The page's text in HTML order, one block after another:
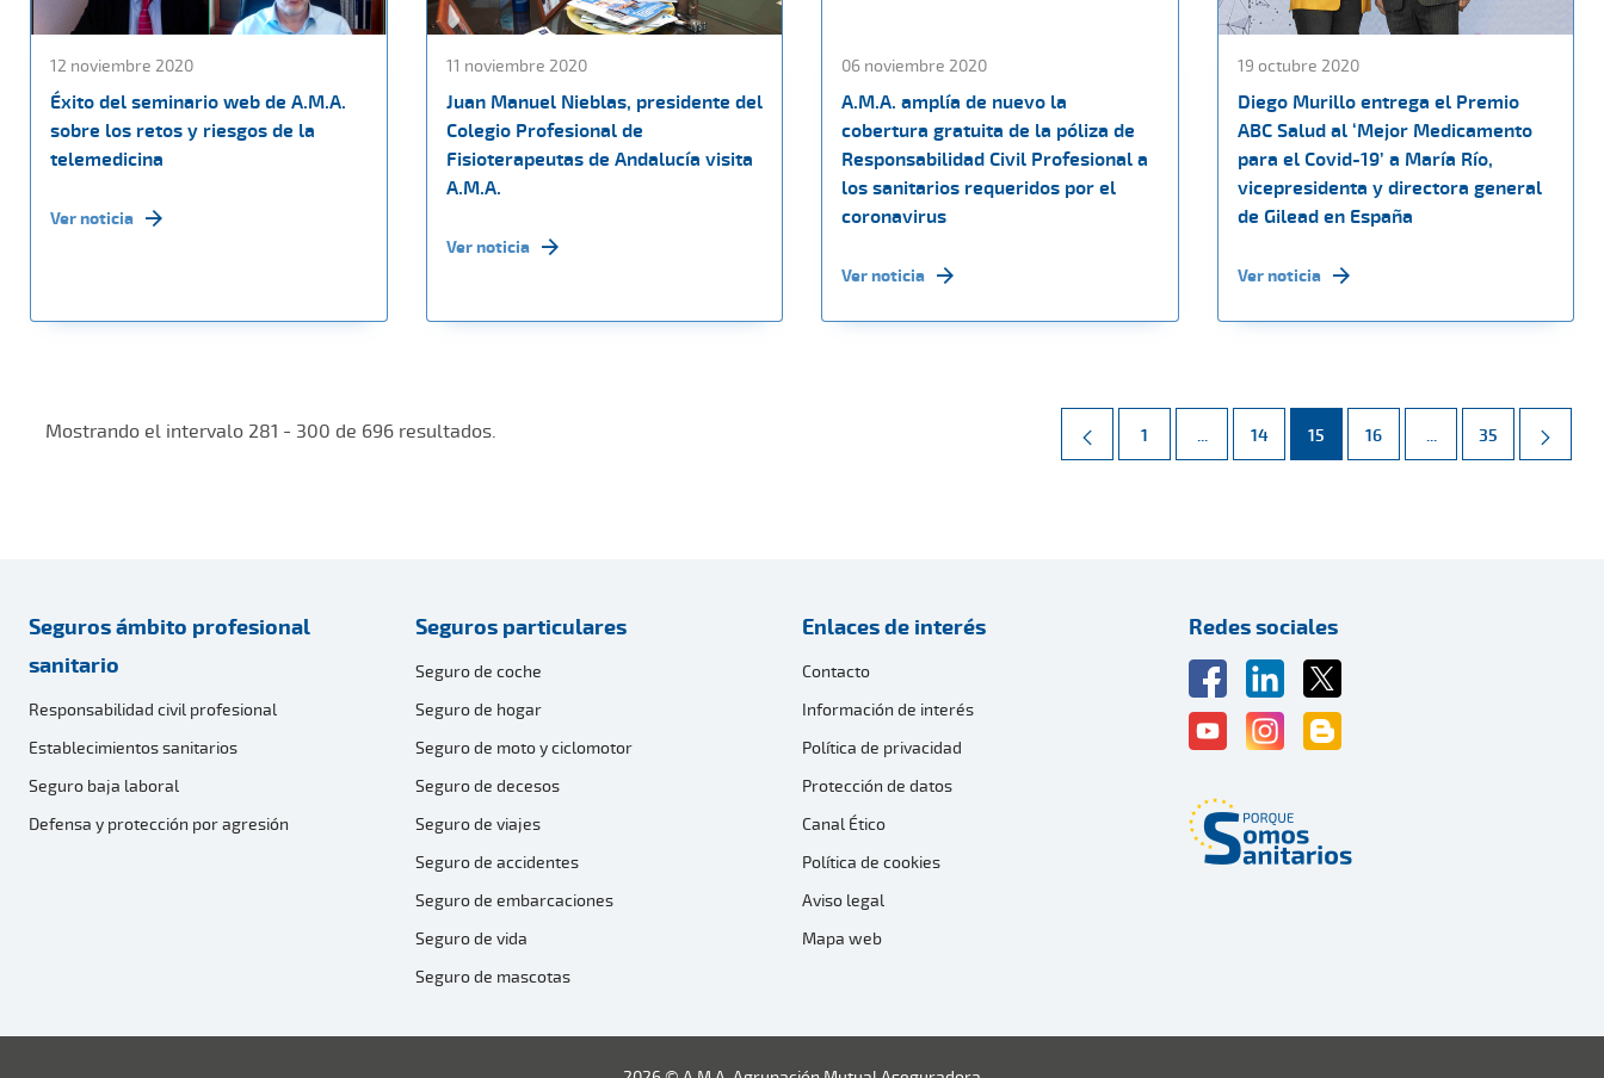
12 noviembre 2020
Éxito del seminario web de A.M.A.
sobre los retos y riesgos de la
telemedicina
Ver noticia
11 noviembre 2020
Juan Manuel Nieblas, presidente del
Colegio Profesional de
Fisioterapeutas de Andalucía visita
A.M.A.
Ver noticia
06 noviembre 2020
A.M.A. amplía de nuevo la
cobertura gratuita de la póliza de
Responsabilidad Civil Profesional a
los sanitarios requeridos por el
coronavirus
Ver noticia
19 octubre 2020
Diego Murillo entrega el Premio
ABC Salud al ‘Mejor Medicamento
para el Covid-19’ a María Río,
vicepresidenta y directora general
de Gilead en España
Ver noticia
Mostrando el intervalo 281 - 300 de 696 resultados. Página
1 ... Páginas intermedias Use TAB para desplazarse.
Página
14 Página
15 Página
16 ... Páginas intermedias
Página
35
Seguros ámbito profesional
sanitario
Responsabilidad civil profesional
Establecimientos sanitarios
Seguro baja laboral
Defensa y protección por agresión
Seguros particulares
Seguro de coche
Seguro de hogar
Seguro de moto y ciclomotor
Seguro de decesos
Seguro de viajes
Seguro de accidentes
Seguro de embarcaciones
Seguro de vida
Seguro de mascotas
Enlaces de interés
Contacto
Información de interés
Política de privacidad
Protección de datos
Canal Ético
Política de cookies
Aviso legal
Mapa web
Redes sociales